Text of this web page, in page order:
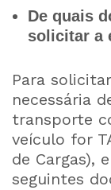
De quais
solicitar a
Para
necessária
transporte
veículo for
de Cargas),
seguintes